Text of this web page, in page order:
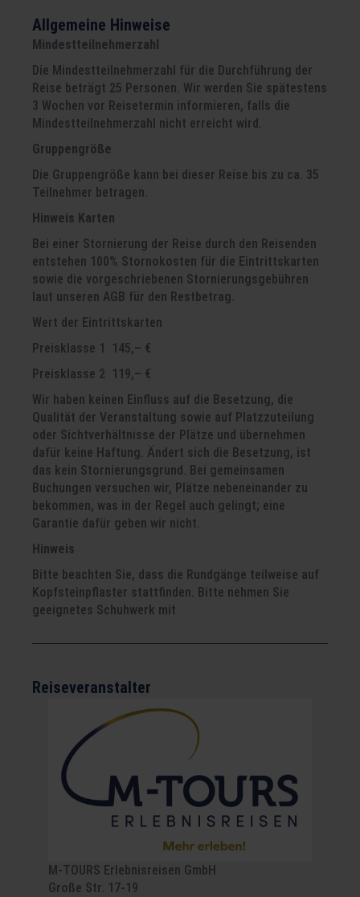
Allgemeine Hinweise
Mindestteilnehmerzahl
Die Mindestteilnehmerzahl für die Durchführung der
Reise beträgt 25 Personen. Wir werden Sie spätestens
3 Wochen vor Reisetermin informieren, falls die
Mindestteilnehmerzahl nicht erreicht wird.
Gruppengröße
Die Gruppengröße kann bei dieser Reise bis zu ca. 35
Teilnehmer betragen.
Hinweis Karten
Bei einer Stornierung der Reise durch den Reisenden
entstehen 100% Stornokosten für die Eintrittskarten
sowie die vorgeschriebenen Stornierungsgebühren
laut unseren AGB für den Restbetrag.
Wert der Eintrittskarten
Preisklasse 1 145,– €
Preisklasse 2 119,– €
Wir haben keinen Einfluss auf die Besetzung, die
Qualität der Veranstaltung sowie auf Platzzuteilung
oder Sichtverhältnisse der Plätze und übernehmen
dafür keine Haftung. Ändert sich die Besetzung, ist
das kein Stornierungsgrund. Bei gemeinsamen
Buchungen versuchen wir, Plätze nebeneinander zu
bekommen, was in der Regel auch gelingt; eine
Garantie dafür geben wir nicht.
Hinweis
Bitte beachten Sie, dass die Rundgänge teilweise auf
Kopfsteinpflaster stattfinden. Bitte nehmen Sie
geeignetes Schuhwerk mit
Reiseveranstalter
M-TOURS Erlebnisreisen GmbH
Große Str. 17-19